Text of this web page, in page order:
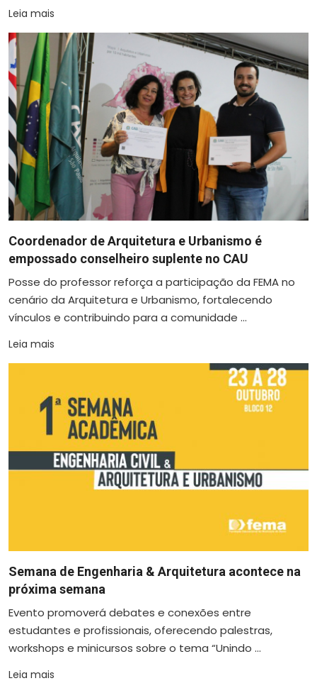
Leia mais
Coordenador de Arquitetura e Urbanismo é
empossado conselheiro suplente no CAU
Posse do professor reforça a participação da FEMA no
cenário da Arquitetura e Urbanismo, fortalecendo
vínculos e contribuindo para a comunidade ...
Leia mais
Semana de Engenharia & Arquitetura acontece na
próxima semana
Evento promoverá debates e conexões entre
estudantes e profissionais, oferecendo palestras,
workshops e minicursos sobre o tema “Unindo ...
Leia mais